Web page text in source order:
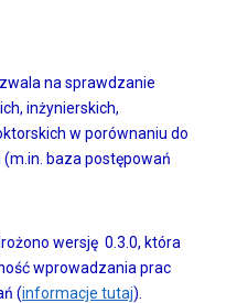
na sprawdzanie
inżynierskich,
w porównaniu do
baza postępowań
wersję 0.3.0, która
wprowadzania prac
(informacje tutaj).